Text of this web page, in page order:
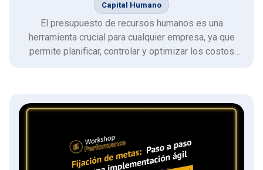
Capital Humano
El presupuesto de recursos humanos es una
herramienta crucial para cualquier empresa, ya que
permite planificar, controlar y optimizar los costos